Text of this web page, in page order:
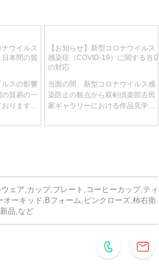
ナウイルス
本間の貿
スの影響
貿易の一
ります。
いる状態
物が大幅
【お知らせ】新型コロナウイルス
感染症（COVID-19）に関する当店
の対応
当面の間、新型コロナウイルス感
染防止の観点から双剣倶楽部古民
家ギャラリーにおける作品見学を
ナウイルス感染症（COVID-19）に
ェア,カップ,プレート,コーヒーカップ,ティ
ーキッド,Bフォーム,ピンクローズ,柿右衛
品,など